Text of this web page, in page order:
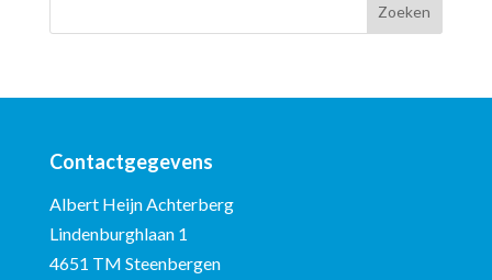
Contactgegevens
Albert Heijn Achterberg
Lindenburghlaan 1
4651 TM Steenbergen